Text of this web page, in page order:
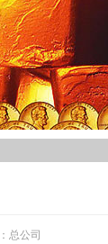
总公司